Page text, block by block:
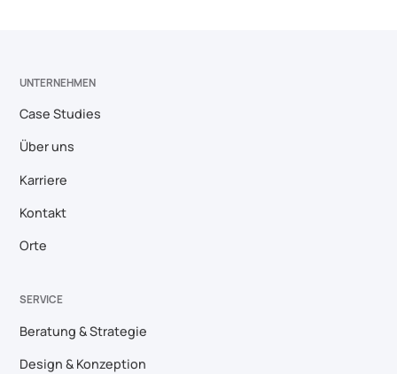
UNTERNEHMEN
Case Studies
Über uns
Karriere
Kontakt
Orte
SERVICE
Beratung & Strategie
Design & Konzeption